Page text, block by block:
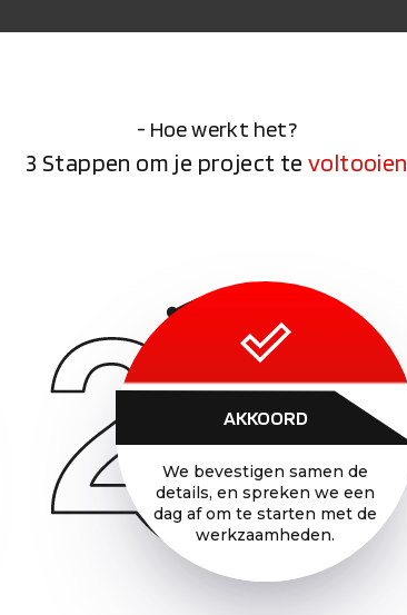
- Hoe werkt het?
3 Stappen om je project tevoltooien
AKKOORD
We bevestigen samen de
details, en spreken we een
dag af om te starten met de
werkzaamheden.